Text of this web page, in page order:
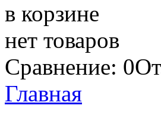
в корзине
нет товаров
Сравнение: 0
Главная